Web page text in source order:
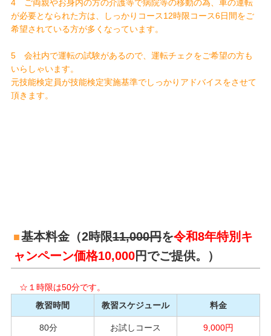
4 ご両親やお身内の方の介護等で病院等の移動の為、車の運転
が必要となられた方は、しっかりコース12時限コース6日間をご
希望されている方が多くなっています。
5 会社内で運転の試験があるので、運転チェクをご希望の方も
いらしゃいます。
元技能検定員が技能検定実施基準でしっかりアドバイスをさせて
頂きます。
基本料金（2時限11,000円を令和8年特別キ
ャンペーン価格10,000円でご提供。）
☆１時限は50分です。
教習時間
教習スケジュール 料金
80分 お試しコース 9,000円